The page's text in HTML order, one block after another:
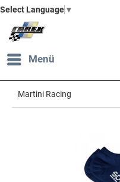
Select Language ▼
Menü
Martini Racing